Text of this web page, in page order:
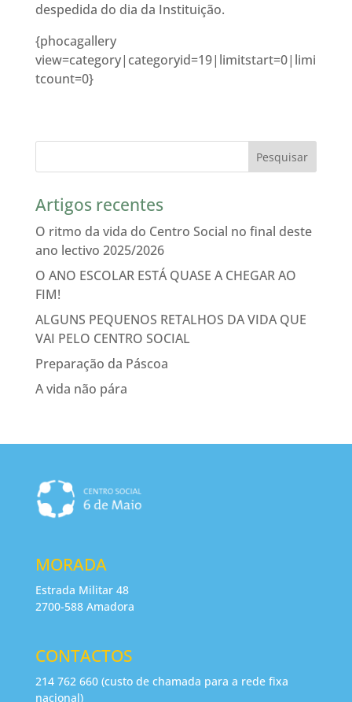
despedida do dia da Instituição.
{phocagallery
view=category|categoryid=19|limitstart=0|limi
tcount=0}
Artigos recentes
O ritmo da vida do Centro Social no final deste
ano lectivo 2025/2026
O ANO ESCOLAR ESTÁ QUASE A CHEGAR AO
FIM!
ALGUNS PEQUENOS RETALHOS DA VIDA QUE
VAI PELO CENTRO SOCIAL
Preparação da Páscoa
A vida não pára
MORADA
Estrada Militar 48
2700-588 Amadora
CONTACTOS
214 762 660 (custo de chamada para a rede fixa
nacional)